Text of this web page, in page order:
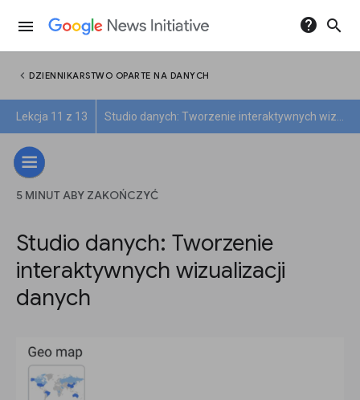
menu help search
chevron_left DZIENNIKARSTWO OPARTE NA DANYCH
Lekcja 11 z 13
5 MINUT ABY ZAKOŃCZYĆ
Studio danych: Tworzenie
interaktywnych wizualizacji
danych